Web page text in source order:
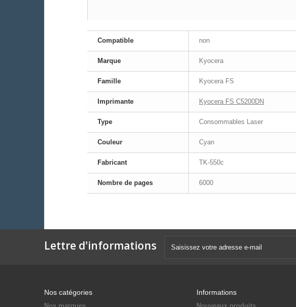
Compatible non
Marque Kyocera
Famille Kyocera FS
Imprimante Kyocera FS C5200DN
Type Consommables Laser
Couleur Cyan
Fabricant TK-550c
Nombre de pages 6000
Lettre d'informations
Nos catégories Informations